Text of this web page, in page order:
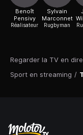
Regarder la TV en
Sport en streaming /
Benoît
Pensivy
Réalisateur
Sylvain
Marconnet
Rugbyman